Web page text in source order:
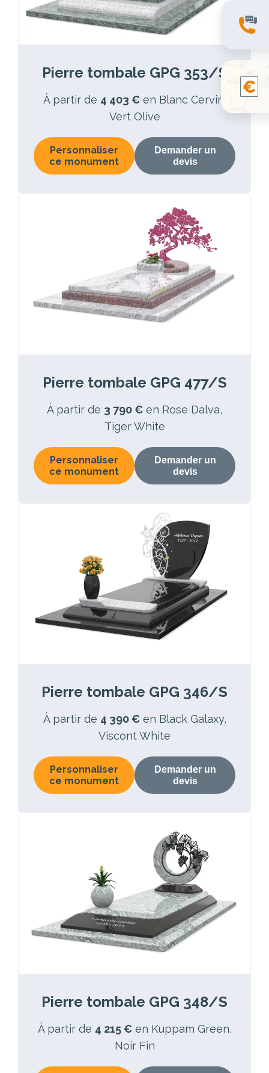
Pierre tombale GPG 353/S
À partir de 4 403 € en Blanc Cervin,
Vert Olive
Personnaliser
ce monument
Demander un
devis
Pierre tombale GPG 477/S
À partir de 3 790 € en Rose Dalva,
Tiger White
Personnaliser
ce monument
Demander un
devis
Pierre tombale GPG 346/S
À partir de 4 390 € en Black Galaxy,
Viscont White
Personnaliser
ce monument
Demander un
devis
Pierre tombale GPG 348/S
À partir de 4 215 € en Kuppam Green,
Noir Fin